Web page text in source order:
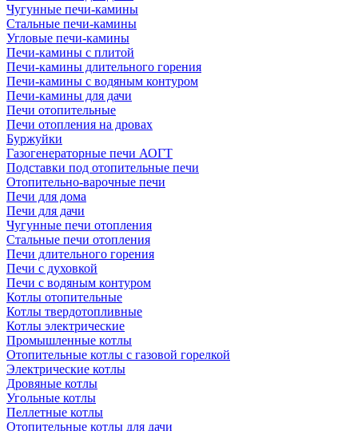
Чугунные печи-камины
Стальные печи-камины
Угловые печи-камины
Печи-камины с плитой
Печи-камины длительного горения
Печи-камины с водяным контуром
Печи-камины для дачи
Печи отопительные
Печи отопления на дровах
Буржуйки
Газогенераторные печи АОГТ
Подставки под отопительные печи
Отопительно-варочные печи
Печи для дома
Печи для дачи
Чугунные печи отопления
Стальные печи отопления
Печи длительного горения
Печи с духовкой
Печи с водяным контуром
Котлы отопительные
Котлы твердотопливные
Котлы электрические
Промышленные котлы
Отопительные котлы с газовой горелкой
Электрические котлы
Дровяные котлы
Угольные котлы
Пеллетные котлы
Отопительные котлы для дачи